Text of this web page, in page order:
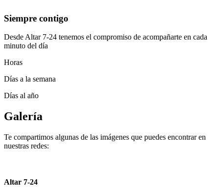
Siempre contigo
Desde Altar 7-24 tenemos el compromiso de acompañarte en cada
minuto del día
Horas
Días a la semana
Días al año
Galería
Te compartimos algunas de las imágenes que puedes encontrar en
nuestras redes:
Altar 7-24